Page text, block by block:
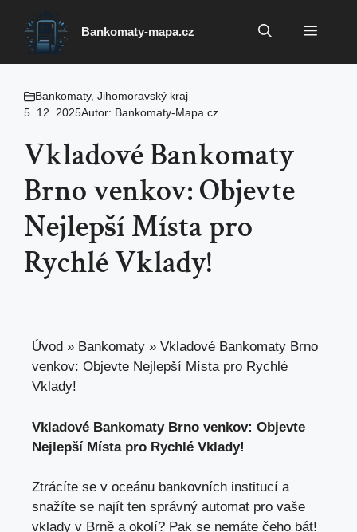
obsah
Bankomaty-mapa.cz Menu
Bankomaty, Jihomoravský kraj
5. 12. 2025Autor: Bankomaty-Mapa.cz
Vkladové Bankomaty
Brno venkov: Objevte
Nejlepší Místa pro
Rychlé Vklady!
Úvod » Bankomaty » Vkladové Bankomaty Brno
venkov: Objevte Nejlepší Místa pro Rychlé
Vklady!
Vkladové Bankomaty Brno venkov: Objevte
Nejlepší Místa pro Rychlé Vklady!
Ztrácíte se v oceánu bankovních institucí a
snažíte se najít ten správný automat pro vaše
vklady v Brně a okolí? Pak se nemáte čeho bát!